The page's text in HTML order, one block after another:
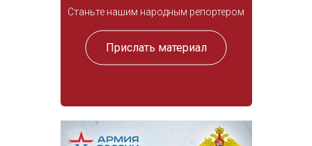
Станьте нашим народным репортером
Прислать материал